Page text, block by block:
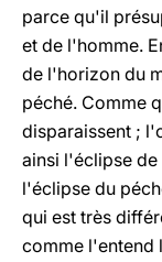
parce qu'il
et de l'homme.
de l'horizon du
péché. Comme
disparaissent ;
ainsi l'éclipse
l'éclipse du
qui est très
comme